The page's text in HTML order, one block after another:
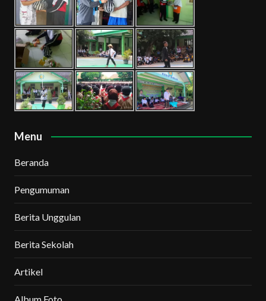
Menu
Beranda
Pengumuman
Berita Unggulan
Berita Sekolah
Artikel
Album Foto